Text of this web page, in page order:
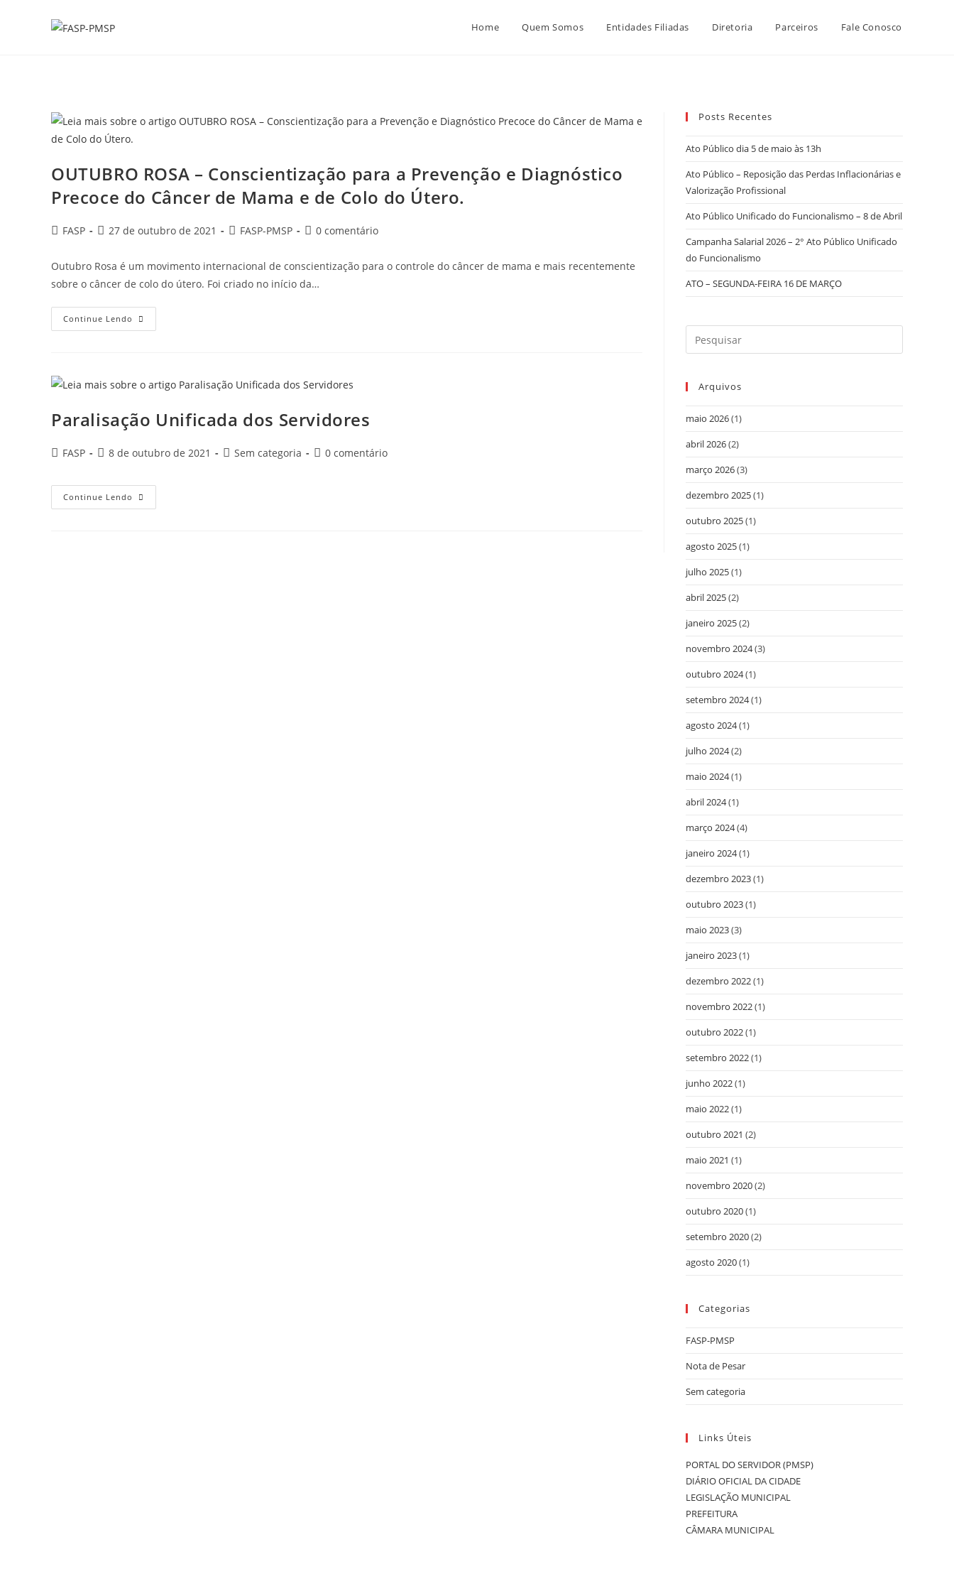
Home Quem Somos Entidades Filiadas Diretoria Parceiros Fale Conosco
OUTUBRO ROSA – Conscientização para a Prevenção e Diagnóstico
Precoce do Câncer de Mama e de Colo do Útero.
Autor
post:
FASP
Post27 de outubro de 2021
Categoria
post:
FASP-PMSP
Comentários
post:
0 comentário
Outubro Rosa é um movimento internacional de conscientização para o controle do câncer de mama e mais recentemente
sobre o câncer de colo do útero. Foi criado no início da…
Continue Lendo OUTUBRO
ROSA
Prevenção
E
Do
Câncer
Mama
E
Do
Útero.
Paralisação Unificada dos Servidores
Autor
FASP
Post8 de outubro de 2021
Categoria
Sem categoria
Comentários
0 comentário
Continue Lendo Paralisação
Unificada
Posts Recentes
Ato Público dia 5 de maio às 13h
Ato Público – Reposição das Perdas Inflacionárias e
Valorização Profissional
Ato Público Unificado do Funcionalismo – 8 de Abril
Campanha Salarial 2026 – 2° Ato Público Unificado
do Funcionalismo
ATO – SEGUNDA-FEIRA 16 DE MARÇO
Arquivos
maio 2026(1)
abril 2026(2)
março 2026(3)
dezembro 2025(1)
outubro 2025(1)
agosto 2025(1)
julho 2025(1)
abril 2025(2)
janeiro 2025(2)
novembro 2024(3)
outubro 2024(1)
setembro 2024(1)
agosto 2024(1)
julho 2024(2)
maio 2024(1)
abril 2024(1)
março 2024(4)
janeiro 2024(1)
dezembro 2023(1)
outubro 2023(1)
maio 2023(3)
janeiro 2023(1)
dezembro 2022(1)
novembro 2022(1)
outubro 2022(1)
setembro 2022(1)
junho 2022(1)
maio 2022(1)
outubro 2021 (2)
maio 2021 (1)
novembro 2020(2)
outubro 2020(1)
setembro 2020(2)
agosto 2020(1)
Categorias
FASP-PMSP
Nota de Pesar
Sem categoria
Links Úteis
PORTAL DO SERVIDOR (PMSP)
DIÁRIO OFICIAL DA CIDADE
LEGISLAÇÃO MUNICIPAL
PREFEITURA
CÂMARA MUNICIPAL